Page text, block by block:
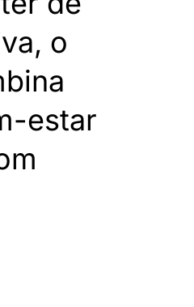
o
estar